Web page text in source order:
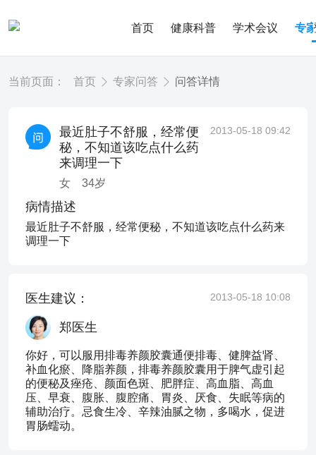
首页 健康科普 学术会议 专
当前页面： 首页 专家问答 问答详情
最近肚子不舒服，经常便
秘，不知道该吃点什么药
来调理一下
女 34岁
2013-05-18 09:42
病情描述
最近肚子不舒服，经常便秘，不知道该吃点什么药来
调理一下
医生建议： 2013-05-18 10:08
郑医生
你好，可以服用排毒养颜胶囊通便排毒、健脾益肾、
补血化瘀、降脂养颜，排毒养颜胶囊用于脾气虚引起
的便秘及痤疮、颜面色斑、肥胖症、高血脂、高血
压、早衰、腹胀、腹腔痛、胃炎、厌食、失眠等病的
辅助治疗。忌食生冷、辛辣油腻之物，多喝水，促进
胃肠蠕动。